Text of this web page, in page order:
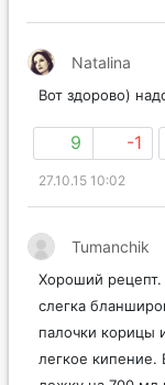
Natalina
Вот здорово)
9 -1
27.10.15 10:02
Tumanchik
Хороший рецепт.
слегка
палочки корицы
легкое кипение.